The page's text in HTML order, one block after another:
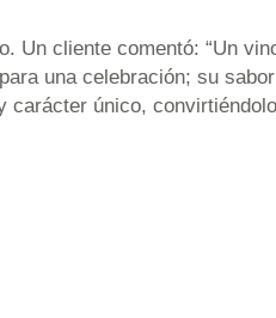
Un cliente comentó: “Un
una celebración; su sabor
carácter único,